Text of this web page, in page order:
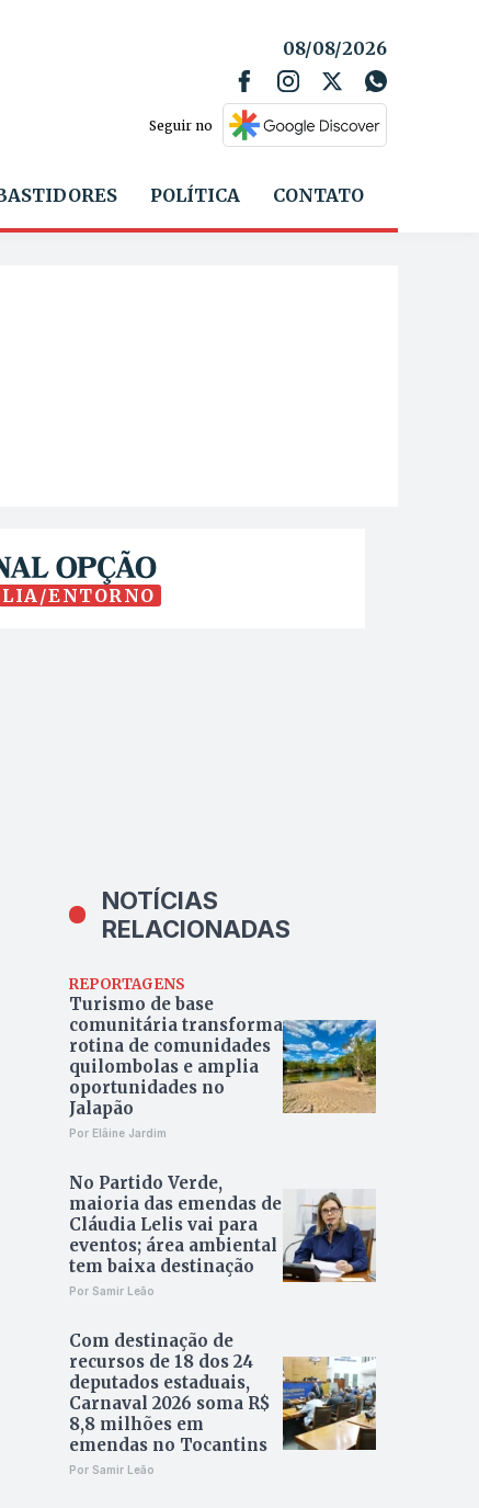
08/08/2026
Seguir no
POLÍTICA CONTATO
ENTORNO
NOTÍCIAS
RELACIONADAS
REPORTAGENS
Turismo de base
comunitária transforma
rotina de comunidades
quilombolas e amplia
oportunidades no
Jalapão
Por Elâine Jardim
No Partido Verde,
maioria das emendas de
Cláudia Lelis vai para
eventos; área ambiental
tem baixa destinação
Por Samir Leão
Com destinação de
recursos de 18 dos 24
deputados estaduais,
Carnaval 2026 soma R$
8,8 milhões em
emendas no Tocantins
Por Samir Leão